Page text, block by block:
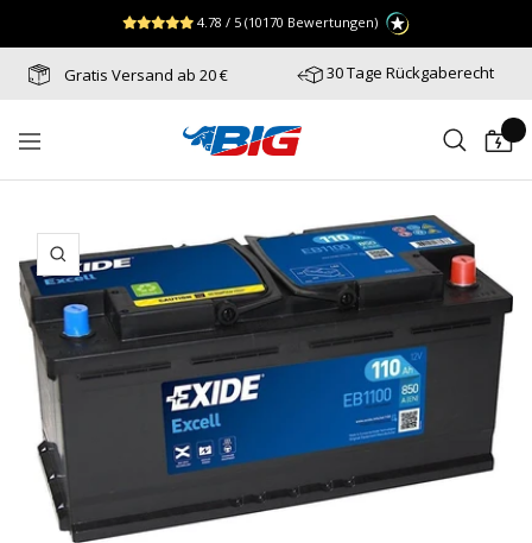
Zum Menü springen
Fußzeile springen
Barrierefreiheits-Widget öffnen
Inhalt
4.78 / 5 (10170 Bewertungen)
Gratis Versand ab 20 € 30 Tage Rückgaberecht
Navigation
Batterie-
Zoom